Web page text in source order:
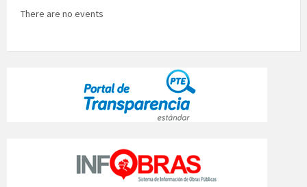
There are no events